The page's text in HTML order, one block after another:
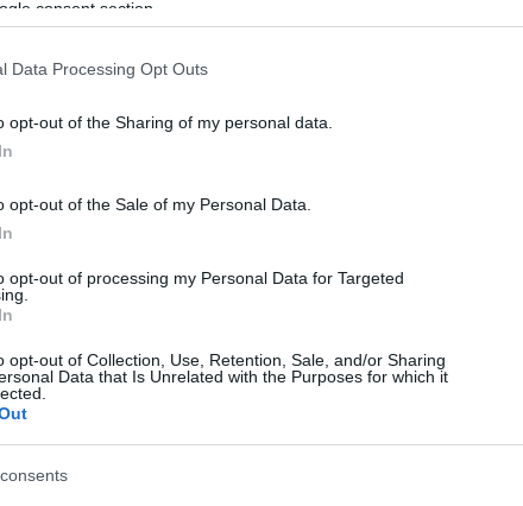
consent section.
Data Processing Opt Outs
opt-out of the Sharing of my personal data.
opt-out of the Sale of my Personal Data.
opt-out of processing my Personal Data for Targeted
opt-out of Collection, Use, Retention, Sale, and/or Sharing
Data that Is Unrelated with the Purposes for which it
che le tartarughe emettano un suono
mentre fanno sesso?
dietro questo comportamento unico.
è un modo per
sessualmente, hanno bisogno di trovare un
sibilo è un modo per attirare l’attenzione
interesse